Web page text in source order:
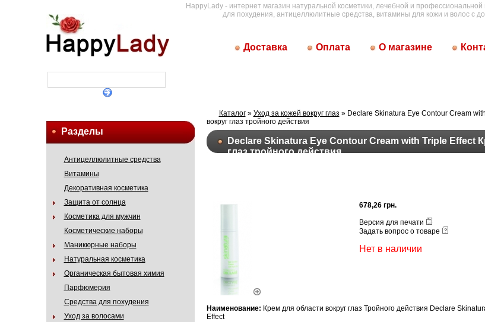
HappyLady - интернет магазин натуральной косметики, лечебной и
для похудения, антицеллюлитные средства, витамины для кожи и волос с
Доставка Оплата О магазине
Разделы
Антицеллюлитные средства
Витамины
Декоративная косметика
Защита от солнца
Косметика для мужчин
Косметические наборы
Маникюрные наборы
Натуральная косметика
Органическая бытовая химия
Парфюмерия
Средства для похудения
Уход за волосами
Каталог» Уход за кожей вокруг глаз » Declare Skinatura Eye Contour Cream
вокруг глаз тройного действия
Declare Skinatura Eye Contour Cream with Triple Effect
глаз тройного действия
678,26 грн.
Версия для печати
Задать вопрос о товаре
Нет в наличии
Наименование: Крем для области вокруг глаз Тройного действия Declare
Effect